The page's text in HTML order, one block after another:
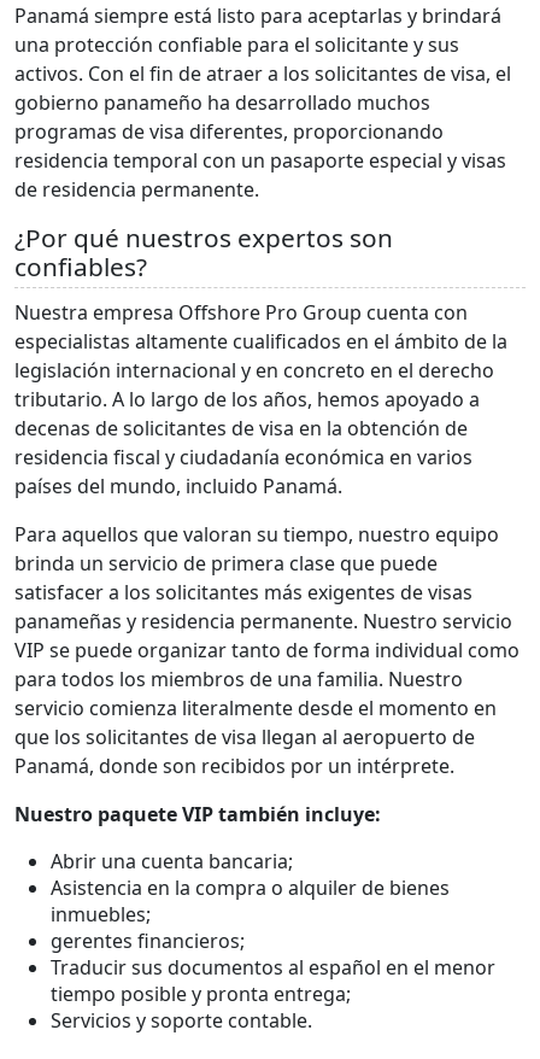
Panamá siempre está listo para aceptarlas y brindará
una protección confiable para el solicitante y sus
activos. Con el fin de atraer a los solicitantes de visa, el
gobierno panameño ha desarrollado muchos
programas de visa diferentes, proporcionando
residencia temporal con un pasaporte especial y visas
de residencia permanente.
¿Por qué nuestros expertos son
confiables?
Nuestra empresa Offshore Pro Group cuenta con
especialistas altamente cualificados en el ámbito de la
legislación internacional y en concreto en el derecho
tributario. A lo largo de los años, hemos apoyado a
decenas de solicitantes de visa en la obtención de
residencia fiscal y ciudadanía económica en varios
países del mundo, incluido Panamá.
Para aquellos que valoran su tiempo, nuestro equipo
brinda un servicio de primera clase que puede
satisfacer a los solicitantes más exigentes de visas
panameñas y residencia permanente. Nuestro servicio
VIP se puede organizar tanto de forma individual como
para todos los miembros de una familia. Nuestro
servicio comienza literalmente desde el momento en
que los solicitantes de visa llegan al aeropuerto de
Panamá, donde son recibidos por un intérprete.
Nuestro paquete VIP también incluye:
Abrir una cuenta bancaria;
Asistencia en la compra o alquiler de bienes
inmuebles;
gerentes financieros;
Traducir sus documentos al español en el menor
tiempo posible y pronta entrega;
Servicios y soporte contable.